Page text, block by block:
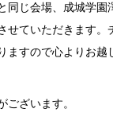
同じ会場、成城学園
せていただきます。
ますので心よりお越
ございます。